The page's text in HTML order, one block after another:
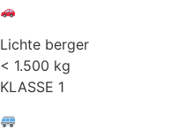
Lichte berger
< 1.500 kg
KLASSE 1